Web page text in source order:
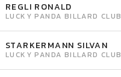
REGLI RONALD
LUCKY PANDA BILLARD CLUB
STARKERMANN SILVAN
LUCKY PANDA BILLARD CLUB